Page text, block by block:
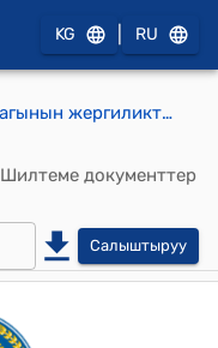
KG RU
Садыр Аке айыл аймагынын жергиликтүү кеңешинин 2025-жылдын 5-февралындагы № 10 "Суу топтоочу жайга (резервуар) акча каражатын бөлүп берүү жөнүндө токтому
Шилтеме документтер
Салыштыруу